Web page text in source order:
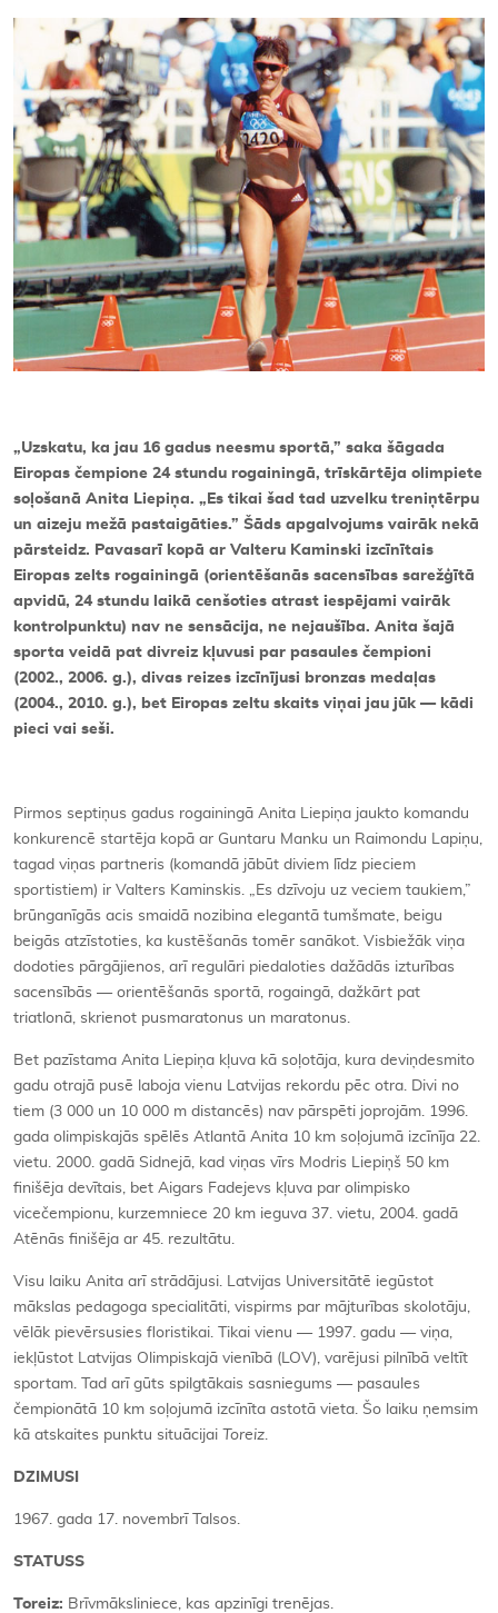
Kontakti
„Uzskatu, ka jau 16 gadus neesmu sportā,” saka šāgada
Eiropas čempione 24 stundu rogainingā, trīskārtēja olimpiete
soļošanā Anita Liepiņa. „ Es tikai šad tad uzvelku treniņtērpu
un aizeju mežā pastaigāties.” Šāds apgalvojums vairāk nekā
pārsteidz. Pavasarī kopā ar Valteru Kaminski izcīnītais
Eiropas zelts rogainingā (orientēšanās sacensības sarežģītā
apvidū, 24 stundu laikā cenšoties atrast iespējami vairāk
kontrolpunktu) nav ne sensācija, ne nejaušība. Anita šajā
sporta veidā pat divreiz kļuvusi par pasaules čempioni
(2002., 2006. g.), divas reizes izcīnījusi bronzas medaļas
(2004., 2010. g.), bet Eiropas zeltu skaits viņai jau jūk — kādi
pieci vai seši.
Pirmos septiņus gadus rogainingā Anita Liepiņa jaukto komandu
konkurencē startēja kopā ar Guntaru Manku un Raimondu Lapiņu,
tagad viņas partneris (komandā jābūt diviem līdz pieciem
sportistiem) ir Valters Kaminskis. „Es dzīvoju uz veciem taukiem,”
brūnganīgās acis smaidā nozibina elegantā tumšmate, beigu
beigās atzīstoties, ka kustēšanās tomēr sanākot. Visbiežāk viņa
dodoties pārgājienos, arī regulāri piedaloties dažādās izturības
sacensībās — orientēšanās sportā, rogaingā, dažkārt pat
triatlonā, skrienot pusmaratonus un maratonus.
Bet pazīstama Anita Liepiņa kļuva kā soļotāja, kura deviņdesmito
gadu otrajā pusē laboja vienu Latvijas rekordu pēc otra. Divi no
tiem (3 000 un 10 000 m distancēs) nav pārspēti joprojām. 1996.
gada olimpiskajās spēlēs Atlantā Anita 10 km soļojumā izcīnīja 22.
vietu. 2000. gadā Sidnejā, kad viņas vīrs Modris Liepiņš 50 km
finišēja devītais, bet Aigars Fadejevs kļuva par olimpisko
vicečempionu, kurzemniece 20 km ieguva 37. vietu, 2004. gadā
Atēnās finišēja ar 45. rezultātu.
Visu laiku Anita arī strādājusi. Latvijas Universitātē iegūstot
mākslas pedagoga specialitāti, vispirms par mājturības skolotāju,
vēlāk pievērsusies floristikai. Tikai vienu — 1997. gadu — viņa,
iekļūstot Latvijas Olimpiskajā vienībā (LOV), varējusi pilnībā veltīt
sportam. Tad arī gūts spilgtākais sasniegums — pasaules
čempionātā 10 km soļojumā izcīnīta astotā vieta. Šo laiku ņemsim
kā atskaites punktu situācijai Toreiz.
DZIMUSI
1967. gada 17. novembrī Talsos.
STATUSS
Toreiz: Brīvmāksliniece, kas apzinīgi trenējas.